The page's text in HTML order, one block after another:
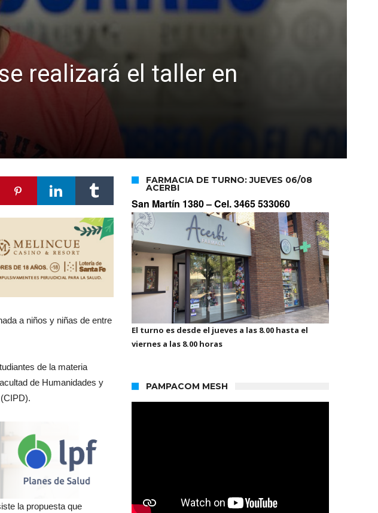
realizará el taller en
a niños y niñas de entre
de la materia
de Humanidades y
la propuesta que
FARMACIA DE TURNO: JUEVES 06/08
ACERBI
San Martín 1380 –Cel. 3465 533060
El turno es desde el jueves a las 8.00 hasta el
viernes a las 8.00 horas
PAMPACOM MESH